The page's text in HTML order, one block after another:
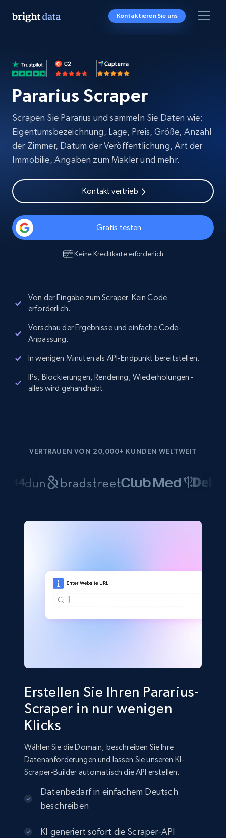
Kontaktieren Sie uns
Pararius Scraper
Scrapen Sie Pararius und sammeln Sie Daten wie:
Eigentumsbezeichnung, Lage, Preis, Größe, Anzahl
der Zimmer, Datum der Veröffentlichung, Art der
Immobilie, Angaben zum Makler und mehr.
Kontakt vertrieb
Gratis testen
Keine Kreditkarte erforderlich
Von der Eingabe zum Scraper. Kein Code
erforderlich.
Vorschau der Ergebnisse und einfache Code-
Anpassung.
In wenigen Minuten als API-Endpunkt bereitstellen.
IPs, Blockierungen, Rendering, Wiederholungen -
alles wird gehandhabt.
VERTRAUEN VON 20,000+ KUNDEN WELTWEIT
Erstellen Sie Ihren Pararius-
Scraper in nur wenigen
Klicks
Wählen Sie die Domain, beschreiben Sie Ihre
Datenanforderungen und lassen Sie unseren KI-
Scraper-Builder automatisch die API erstellen.
Datenbedarf in einfachem Deutsch
beschreiben
KI generiert sofort die Scraper-API